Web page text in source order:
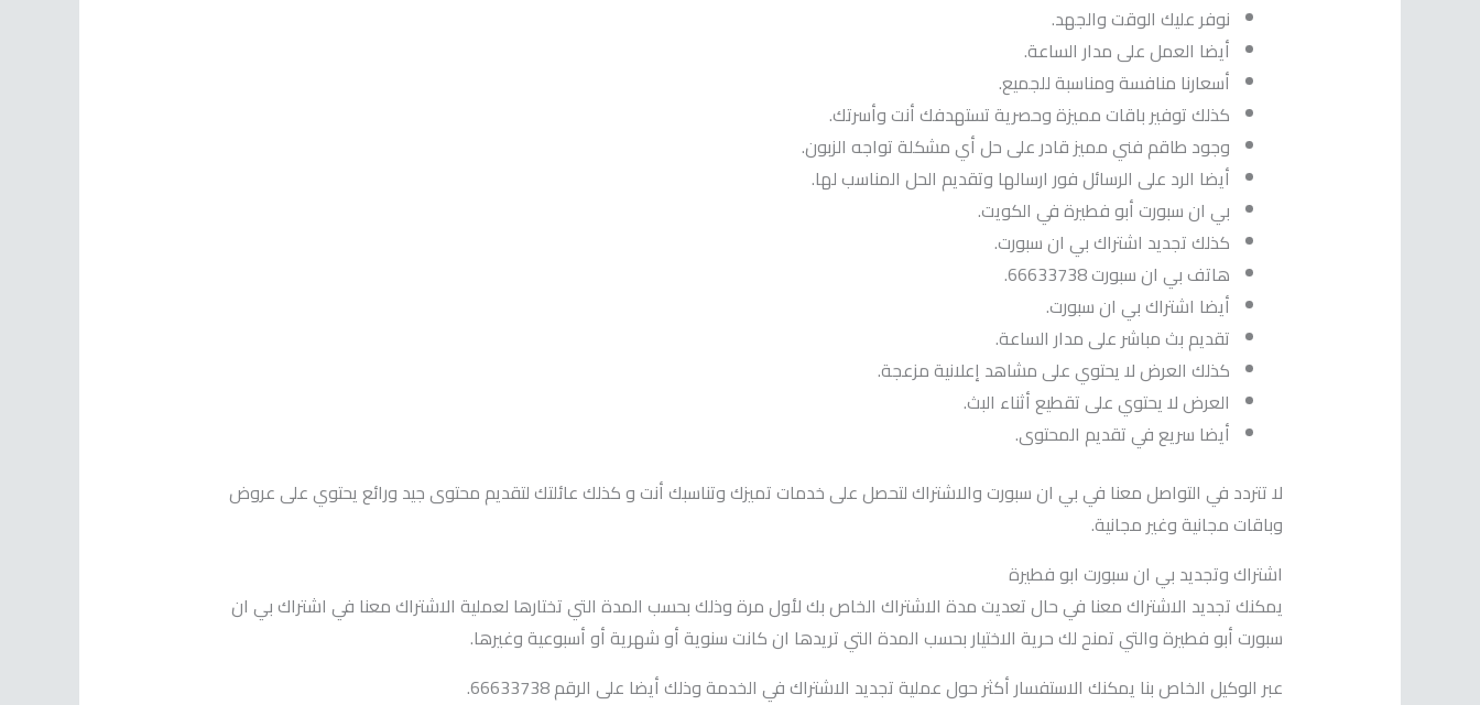
نوفر عليك الوقت والجهد.
أيضا العمل على مدار الساعة.
أسعارنا منافسة ومناسبة للجميع.
كذلك توفير باقات مميزة وحصرية تستهدفك أنت وأسرتك.
وجود طاقم فني مميز قادر على حل أي مشكلة تواجه الزبون.
أيضا الرد على الرسائل فور ارسالها وتقديم الحل المناسب لها.
بي ان سبورت أبو فطيرة في الكويت.
كذلك تجديد اشتراك بي ان سبورت.
هاتف بي ان سبورت 66633738.
أيضا اشتراك بي ان سبورت.
تقديم بث مباشر على مدار الساعة.
كذلك العرض لا يحتوي على مشاهد إعلانية مزعجة.
العرض لا يحتوي على تقطيع أثناء البث.
أيضا سريع في تقديم المحتوى.
لا تتردد في التواصل معنا في بي ان سبورت والاشتراك لتحصل على خدمات تميزك وتناسبك أنت و كذلك عائلتك لتقديم محتوى جيد ورائع يحتوي على عروض
وباقات مجانية وغير مجانية.
اشتراك وتجديد بي ان سبورت ابو فطيرة
يمكنك تجديد الاشتراك معنا في حال تعديت مدة الاشتراك الخاص بك لأول مرة وذلك بحسب المدة التي تختارها لعملية الاشتراك معنا في اشتراك بي ان
سبورت أبو فطيرة والتي تمنح لك حرية الاختيار بحسب المدة التي تريدها ان كانت سنوية أو شهرية أو أسبوعية وغيرها.
عبر الوكيل الخاص بنا يمكنك الاستفسار أكثر حول عملية تجديد الاشتراك في الخدمة وذلك أيضا على الرقم 66633738.